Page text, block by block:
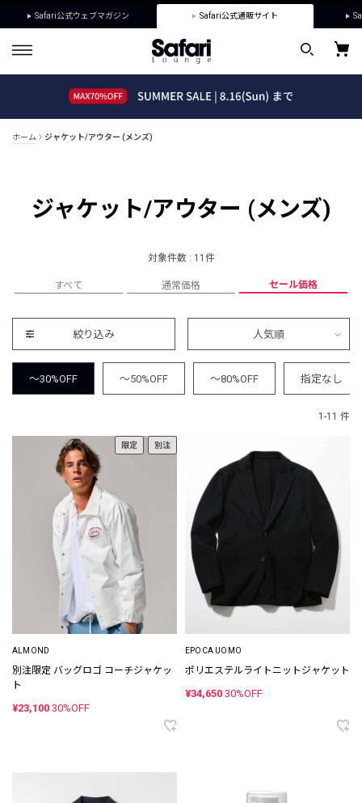
Safari公式ウェブマガジン Safari公式通販サイト
ホーム ジャケット/アウター (メンズ)
ジャケット/アウター (メンズ)
対象件数 : 11件
すべて 通常価格 セール価格
絞り込み 人気順
～30%OFF ～50%OFF ～80%OFF 指定なし
1-11 件
限定 別注
ALMOND
別注限定 バッグロゴ コーチジャケッ
ト
¥23,100 30%OFF
EPOCA UOMO
ポリエステルライトニットジャケット
¥34,650 30%OFF